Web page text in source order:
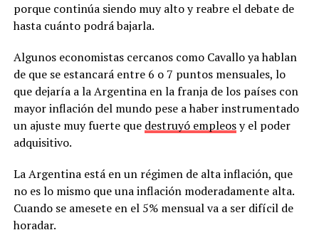
porque continúa siendo muy alto y reabre el debate de
hasta cuánto podrá bajarla.
Algunos economistas cercanos como Cavallo ya hablan
de que se estancará entre 6 o 7 puntos mensuales, lo
que dejaría a la Argentina en la franja de los países con
mayor inflación del mundo pese a haber instrumentado
un ajuste muy fuerte que destruyó empleosy el poder
adquisitivo.
La Argentina está en un régimen de alta inflación, que
no es lo mismo que una inflación moderadamente alta.
Cuando se amesete en el 5% mensual va a ser difícil de
horadar.